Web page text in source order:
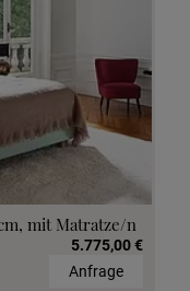
mit Matratze/n
5.775,00 €
Anfrage